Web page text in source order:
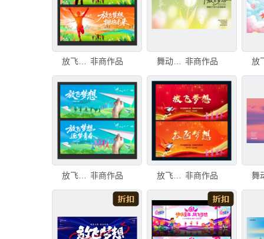
放飞梦想 非商作品 舞动青春放飞梦想郁金香图 非商作品
非商作品 放飞梦想 非商作品